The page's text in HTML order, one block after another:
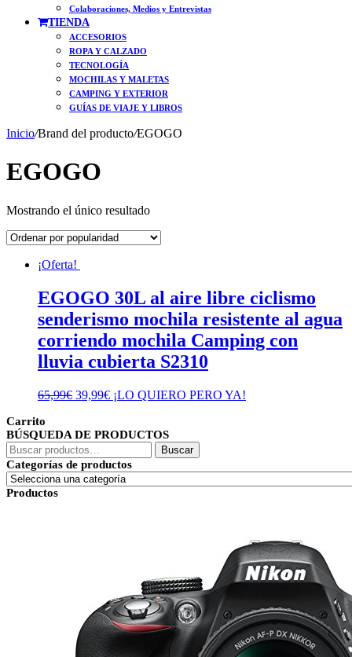
Colaboraciones, Medios y Entrevistas
TIENDA
ACCESORIOS
ROPA Y CALZADO
TECNOLOGÍA
MOCHILAS Y MALETAS
CAMPING Y EXTERIOR
GUÍAS DE VIAJE Y LIBROS
Inicio/Brand del producto/EGOGO
EGOGO
Mostrando el único resultado
¡Oferta!
EGOGO 30L al aire libre ciclismo
senderismo mochila resistente al agua
corriendo mochila Camping con
lluvia cubierta S2310
65,99€ El
era:
65,99€.
39,99€El
es:
¡LO QUIERO PERO YA!
Carrito
BÚSQUEDA DE PRODUCTOS
Buscar
por:
Buscar
Categorías de productos
Productos